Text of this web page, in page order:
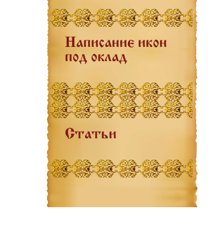
Написание икон
под оклад
Статьи